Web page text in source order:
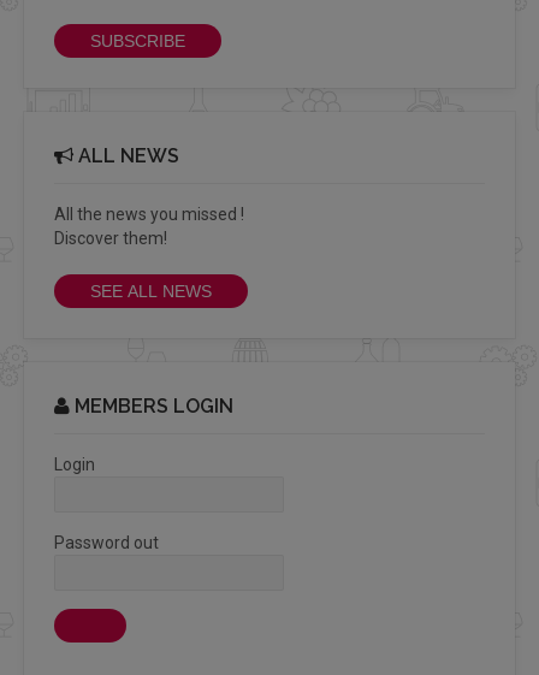
SUBSCRIBE
ALL NEWS
All the news you missed !
Discover them!
SEE ALL NEWS
MEMBERS LOGIN
Login
Password out